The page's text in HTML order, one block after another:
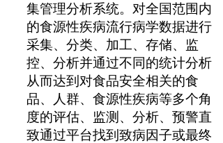
集管理分析系统。对全国范围内
的食源性疾病流行病学数据进行
采集、分类、加工、存储、监
控、分析并通过不同的统计分析
从而达到对食品安全相关的食
品、人群、食源性疾病等多个角
度的评估、监测、分析、预警直
致通过平台找到致病因子或最终